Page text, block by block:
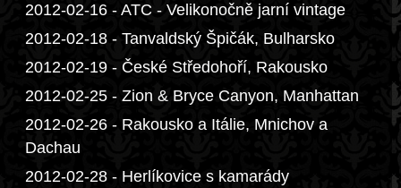
2012-02-16 - ATC - Velikonočně jarní vintage
2012-02-18 - Tanvaldský Špičák, Bulharsko
2012-02-19 - České Středohoří, Rakousko
2012-02-25 - Zion & Bryce Canyon, Manhattan
2012-02-26 - Rakousko a Itálie, Mnichov a
Dachau
2012-02-28 - Herlíkovice s kamarády